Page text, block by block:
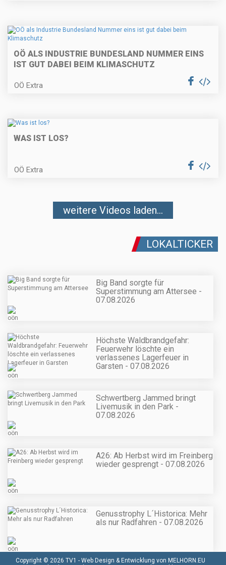
OÖ ALS INDUSTRIE BUNDESLAND NUMMER EINS
IST GUT DABEI BEIM KLIMASCHUTZ
OÖ Extra
WAS IST LOS?
OÖ Extra
weitere Videos laden...
LOKALTICKER
Big Band sorgte für
Superstimmung am Attersee -
07.08.2026
Höchste Waldbrandgefahr:
Feuerwehr löschte ein
verlassenes Lagerfeuer in
Garsten - 07.08.2026
Schwertberg Jammed bringt
Livemusik in den Park -
07.08.2026
A26: Ab Herbst wird im Freinberg
wieder gesprengt - 07.08.2026
Genusstrophy L´Historica: Mehr
als nur Radfahren - 07.08.2026
Copyright © 2026 TV1 - Web Design & Entwicklung von MELHORN.EU